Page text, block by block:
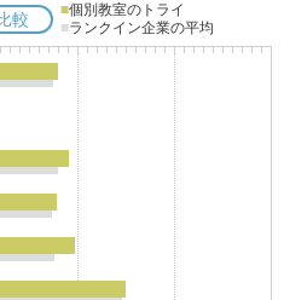
較 ■個別教室のトライ
■ランクイン企業の平均